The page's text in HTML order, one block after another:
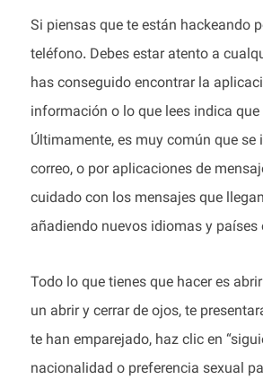
Si piensas que te están hackeando
teléfono. Debes estar atento a
has conseguido encontrar la
información o lo que lees indica
Últimamente, es muy común que
correo, o por aplicaciones de
cuidado con los mensajes que
añadiendo nuevos idiomas y
Todo lo que tienes que hacer es
un abrir y cerrar de ojos, te
te han emparejado, haz clic en
nacionalidad o preferencia sexual